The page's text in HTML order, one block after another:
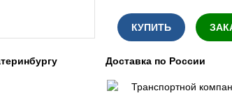
КУПИТЬ
Доставка по России
Транспортной